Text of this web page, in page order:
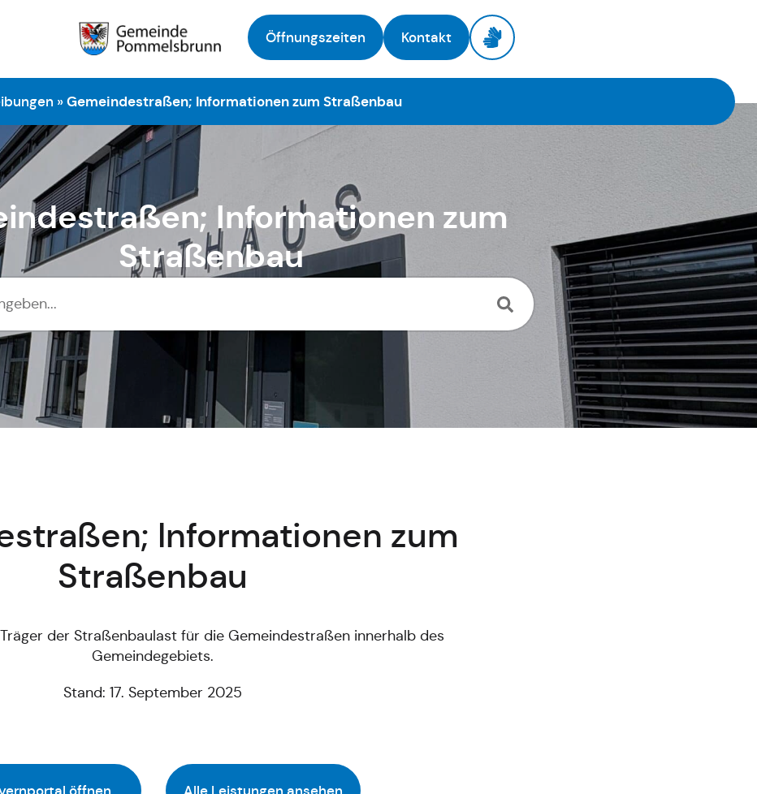
Zur Startseite
Öffnungszeiten Kontakt
»Gemeindestraßen; Informationen zum Straßenbau
Informationen zum
Straßenbau
Informationen zum
Straßenbau
der Straßenbaulast für die Gemeindestraßen innerhalb des
Gemeindegebiets.
Stand: 17. September 2025
öffnen Alle Leistungen ansehen